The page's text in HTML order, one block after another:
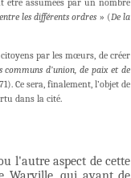
être assumées par un nombre
les différents ordres » (De la
par les mœurs, de créer
communs d’union, de paix et de
Ce sera, finalement, l’objet de
dans la cité.
l'autre aspect de cette